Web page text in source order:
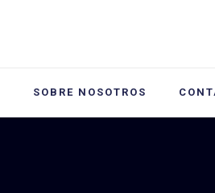
SOBRE NOSOTROS